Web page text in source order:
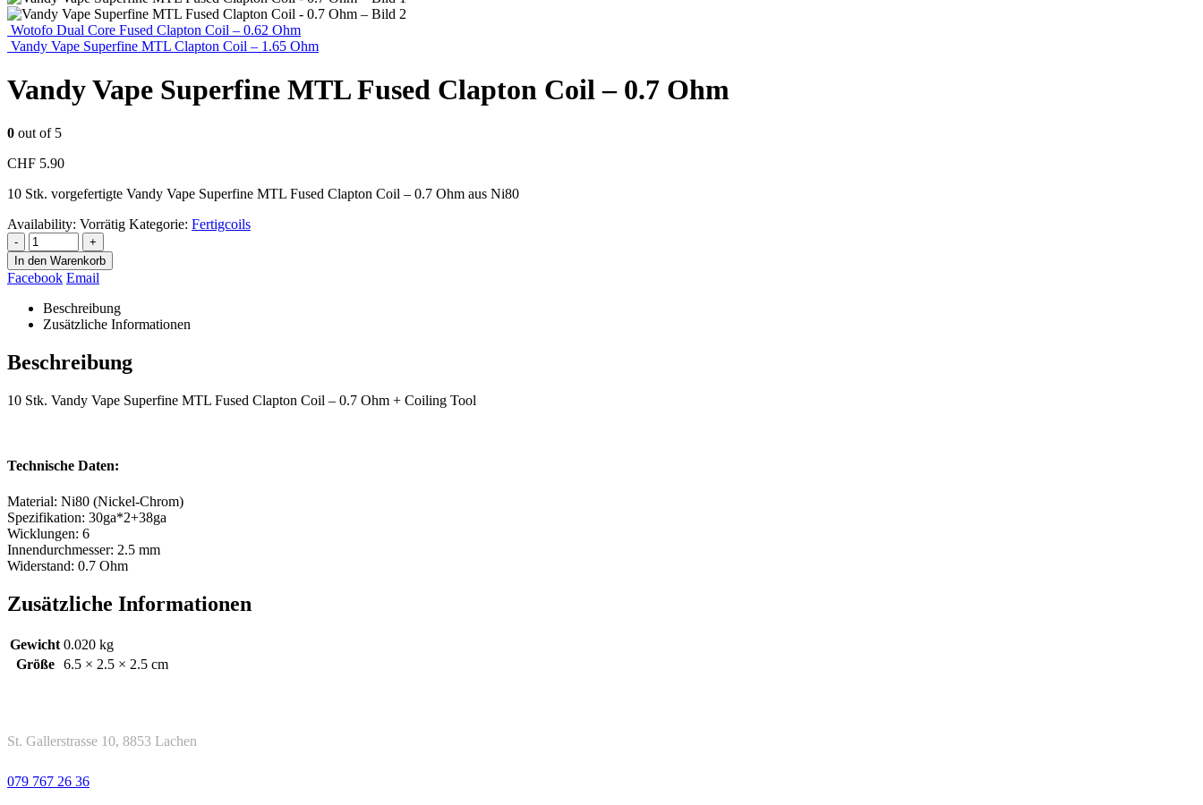
Wotofo Dual Core Fused Clapton Coil – 0.62 Ohm
Vandy Vape Superfine MTL Clapton Coil – 1.65 Ohm
Vandy Vape Superfine MTL Fused Clapton Coil – 0.7 Ohm
0 out of 5
CHF 5.90
10 Stk. vorgefertigte Vandy Vape Superfine MTL Fused Clapton Coil – 0.7 Ohm aus Ni80
Availability: Vorrätig Kategorie: Fertigcoils
-
+
In den Warenkorb
Facebook Email
Beschreibung
Zusätzliche Informationen
Beschreibung
10 Stk. Vandy Vape Superfine MTL Fused Clapton Coil – 0.7 Ohm + Coiling Tool
Technische Daten:
Material: Ni80 (Nickel-Chrom)
Spezifikation: 30ga*2+38ga
Wicklungen: 6
Innendurchmesser: 2.5 mm
Widerstand: 0.7 Ohm
Zusätzliche Informationen
Gewicht 0.020 kg
Größe
6.5 × 2.5 × 2.5 cm
St. Gallerstrasse 10, 8853 Lachen
079 767 26 36